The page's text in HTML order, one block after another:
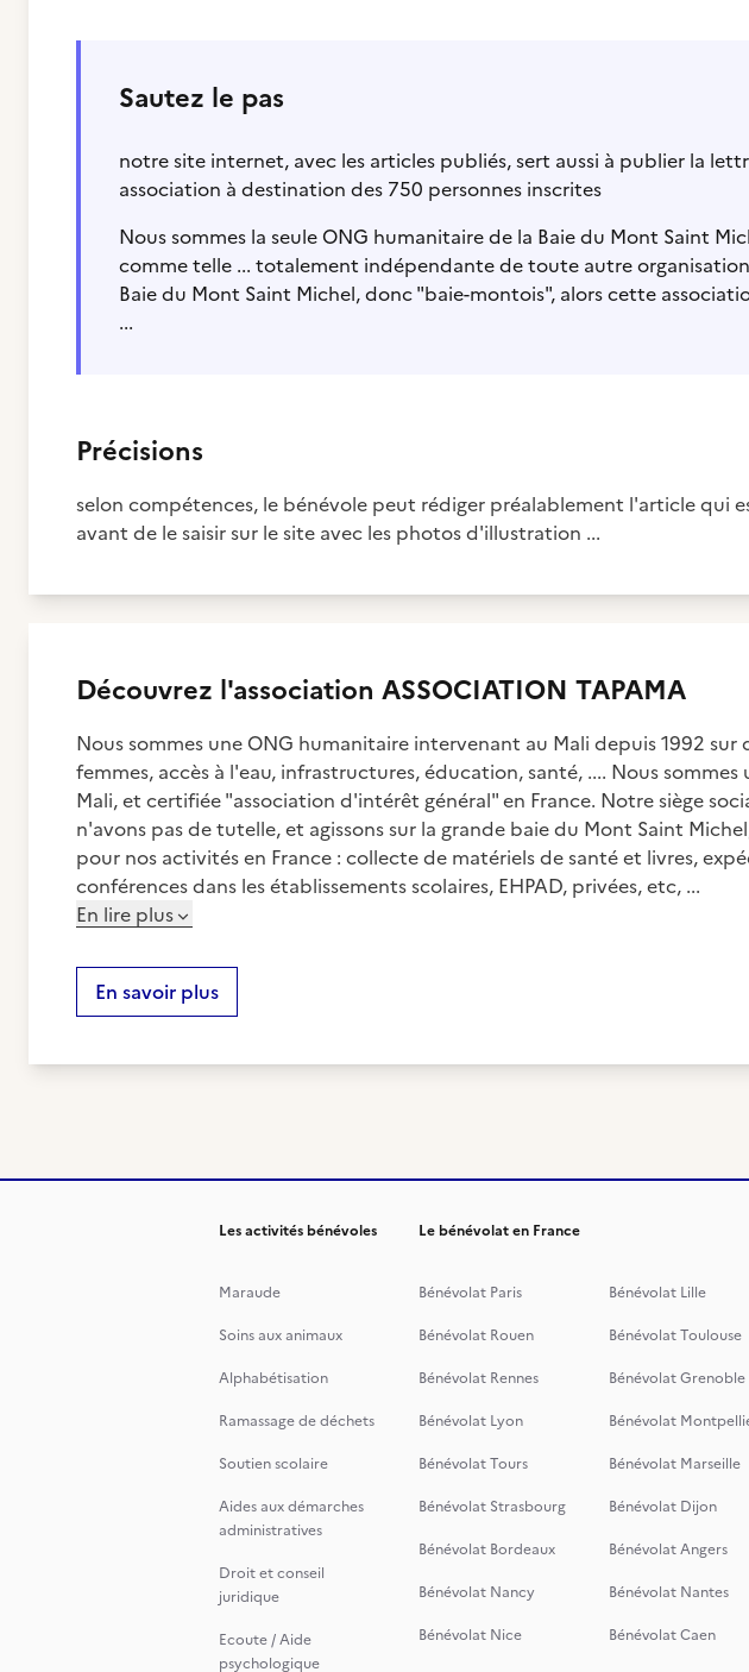
Sautez le pas
notre site internet, avec les articles publiés, sert aussi à publier la
association à destination des 750 personnes inscrites
Nous sommes la seule ONG humanitaire de la Baie du Mont Saint
comme telle ... totalement indépendante de toute autre
Baie du Mont Saint Michel, donc "baie-montois", alors cette
...
Précisions
selon compétences, le bénévole peut rédiger préalablement l'article qui
avant de le saisir sur le site avec les photos d'illustration ...
Découvrez l'association ASSOCIATION TAPAMA
Nous sommes une ONG humanitaire intervenant au Mali depuis 1992
femmes, accès à l'eau, infrastructures, éducation, santé, .... Nous
Mali, et certifiée "association d'intérêt général" en France. Notre siège
n'avons pas de tutelle, et agissons sur la grande baie du Mont Saint
pour nos activités en France : collecte de matériels de santé et livres,
conférences dans les établissements scolaires, EHPAD, privées, etc, ...
En lire plus
En savoir plus
Les activités bénévoles
Maraude
Soins aux animaux
Alphabétisation
Ramassage de déchets
Soutien scolaire
Aides aux démarches
administratives
Droit et conseil
juridique
Ecoute / Aide
psychologique
Le bénévolat en France
Bénévolat Paris
Bénévolat Lille
Bénévolat Rouen
Bénévolat Toulouse
Bénévolat Rennes
Bénévolat Grenoble
Bénévolat Lyon
Bénévolat
Bénévolat Tours
Bénévolat Marseille
Bénévolat Strasbourg
Bénévolat Dijon
Bénévolat Bordeaux
Bénévolat Angers
Bénévolat Nancy
Bénévolat Nantes
Bénévolat Nice
Bénévolat Caen